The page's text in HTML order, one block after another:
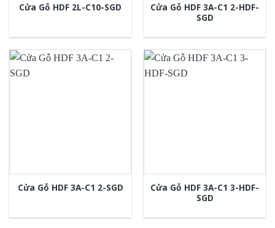
Cửa Gỗ HDF 2L-C10-SGD
Cửa Gỗ HDF 3A-C1 2-HDF-
SGD
Cửa Gỗ HDF 3A-C1 2-SGD
Cửa Gỗ HDF 3A-C1 3-HDF-
SGD